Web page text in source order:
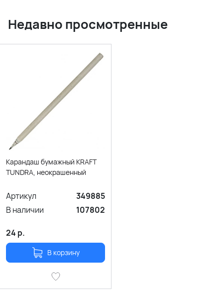
Недавно просмотренные
Карандаш бумажный KRAFT
TUNDRA, неокрашенный
Артикул
349885
В наличии
107802
24 р.
В корзину